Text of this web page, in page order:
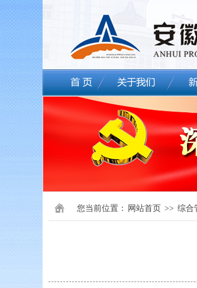
您当前位置： 网站首页 >> 综合